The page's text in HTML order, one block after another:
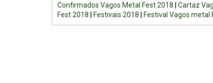
Confirmados Vagos Metal Fest 2018 Cartaz
Fest 2018
Festivais 2018 Festival Vagos metal